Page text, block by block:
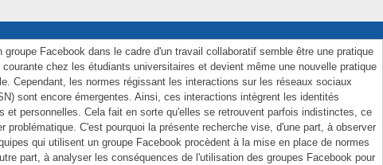
groupe Facebook dans le cadre d'un travail collaboratif semble être une pratique
chez les étudiants universitaires et devient même une nouvelle pratique
Cependant, les normes régissant les interactions sur les réseaux sociaux
sont encore émergentes. Ainsi, ces interactions intègrent les identités
et personnelles. Cela fait en sorte qu'elles se retrouvent parfois indistinctes, ce
problématique. C'est pourquoi la présente recherche vise, d'une part, à observer
qui utilisent un groupe Facebook procèdent à la mise en place de normes
part, à analyser les conséquences de l'utilisation des groupes Facebook pour